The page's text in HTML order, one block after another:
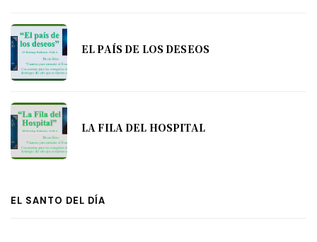
EL PAÍS DE LOS DESEOS
LA FILA DEL HOSPITAL
EL SANTO DEL DÍA